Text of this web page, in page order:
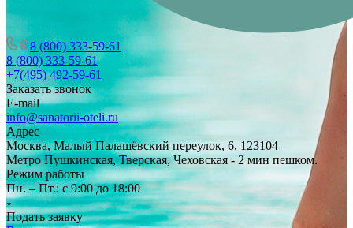
8 (800) 333-59-61
8 (800) 333-59-61
+7(495) 492-59-61
Заказать звонок
E-mail
info@sanatorii-oteli.ru
Адрес
Москва, Малый Палашёвский переулок, 6, 123104
Метро Пушкинская, Тверская, Чеховская - 2 мин пешком.
Режим работы
Пн. – Пт.: с 9:00 до 18:00
Подать заявку